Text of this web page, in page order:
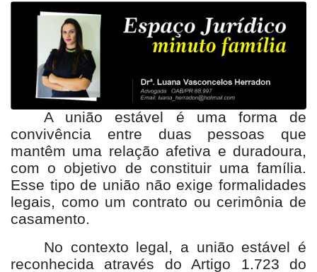
A união estável é uma forma de
convivência entre duas pessoas que
mantêm uma relação afetiva e duradoura,
com o objetivo de constituir uma família.
Esse tipo de união não exige formalidades
legais, como um contrato ou cerimônia de
casamento.
No contexto legal, a união estável é
reconhecida através do Artigo 1.723 do